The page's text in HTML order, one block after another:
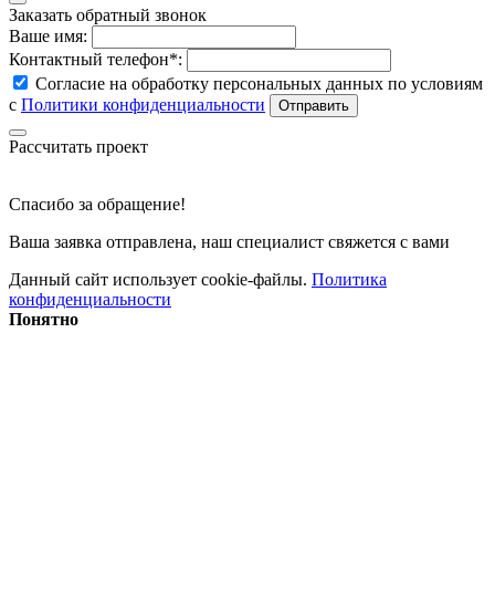
Заказать обратный звонок
Ваше имя:
Контактный телефон*:
Согласие на обработку персональных данных по условиям
с Политики конфиденциальности
Рассчитать проект
Спасибо за обращение!
Ваша заявка отправлена, наш специалист свяжется с вами
Данный сайт использует cookie-файлы. Политика
конфиденциальности
Понятно